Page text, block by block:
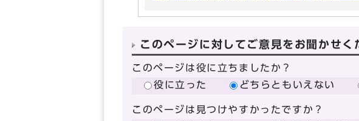
このページに対してご意見をお聞かせく
このページは役に立ちましたか？
役に立った
どちらともいえない
このページは見つけやすかったですか？